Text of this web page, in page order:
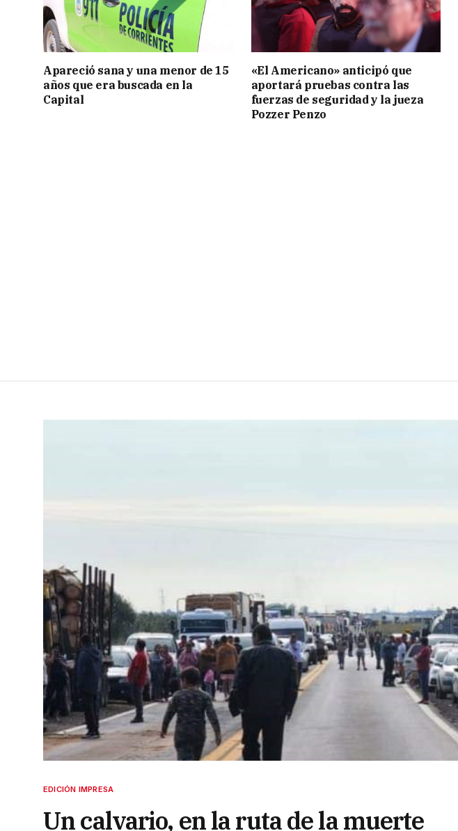
Apareció sana y una menor de 15
años que era buscada en la
Capital
«El Americano» anticipó que
aportará pruebas contra las
fuerzas de seguridad y la jueza
Pozzer Penzo
EDICIÓN IMPRESA
Un calvario, en la ruta de la muerte